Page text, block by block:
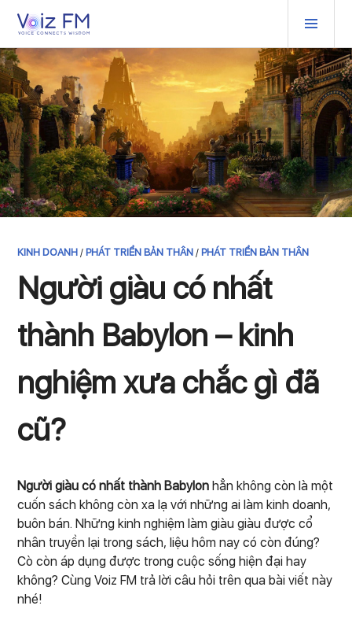
content
KINH DOANH / PHÁT TRIỂN BẢN THÂN / PHÁT TRIỂN BẢN THÂN
Người giàu có nhất
thành Babylon – kinh
nghiệm xưa chắc gì đã
cũ?
Người giàu có nhất thành Babylon hẳn không còn là một
cuốn sách không còn xa lạ với những ai làm kinh doanh,
buôn bán. Những kinh nghiệm làm giàu giàu được cổ
nhân truyền lại trong sách, liệu hôm nay có còn đúng?
Cò còn áp dụng được trong cuộc sống hiện đại hay
không? Cùng Voiz FM trả lời câu hỏi trên qua bài viết này
nhé!